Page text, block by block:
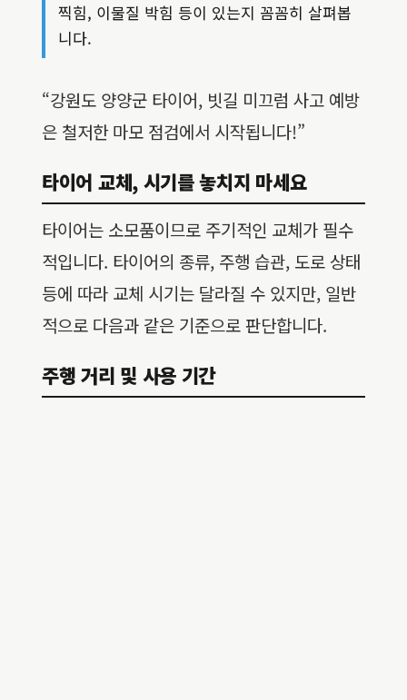
찍힘, 이물질 박힘 등이 있는지 꼼꼼히 살펴봅
니다.
“강원도 양양군 타이어, 빗길 미끄럼 사고 예방
은 철저한 마모 점검에서 시작됩니다!”
타이어 교체, 시기를 놓치지 마세요
타이어는 소모품이므로 주기적인 교체가 필수
적입니다. 타이어의 종류, 주행 습관, 도로 상태
등에 따라 교체 시기는 달라질 수 있지만, 일반
적으로 다음과 같은 기준으로 판단합니다.
주행 거리 및 사용 기간